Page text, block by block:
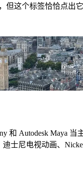
但这个标签恰恰点
和 Autodesk Maya
尼电视动画、